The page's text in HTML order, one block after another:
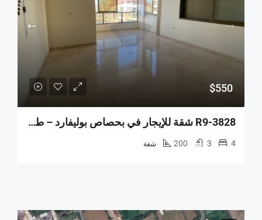
$550
R9-3828 شقة للإيجار في بحصاص بوليفارد – طرابلس، الطابق التاسع
4
3
200 شقة